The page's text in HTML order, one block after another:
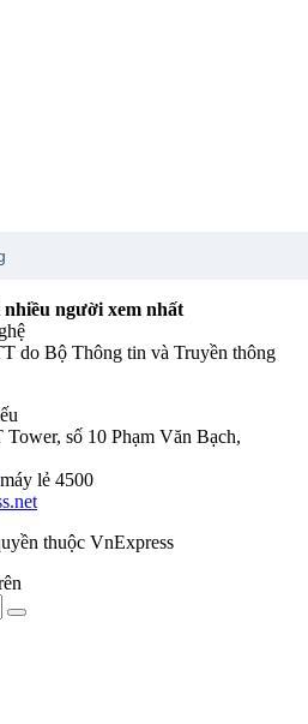
người xem nhất
do Bộ Thông tin và Truyền thông
số 10 Phạm Văn Bạch,
lẻ 4500
thuộc VnExpress